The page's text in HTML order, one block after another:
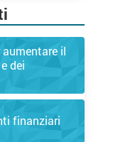
il
dei
finanziari